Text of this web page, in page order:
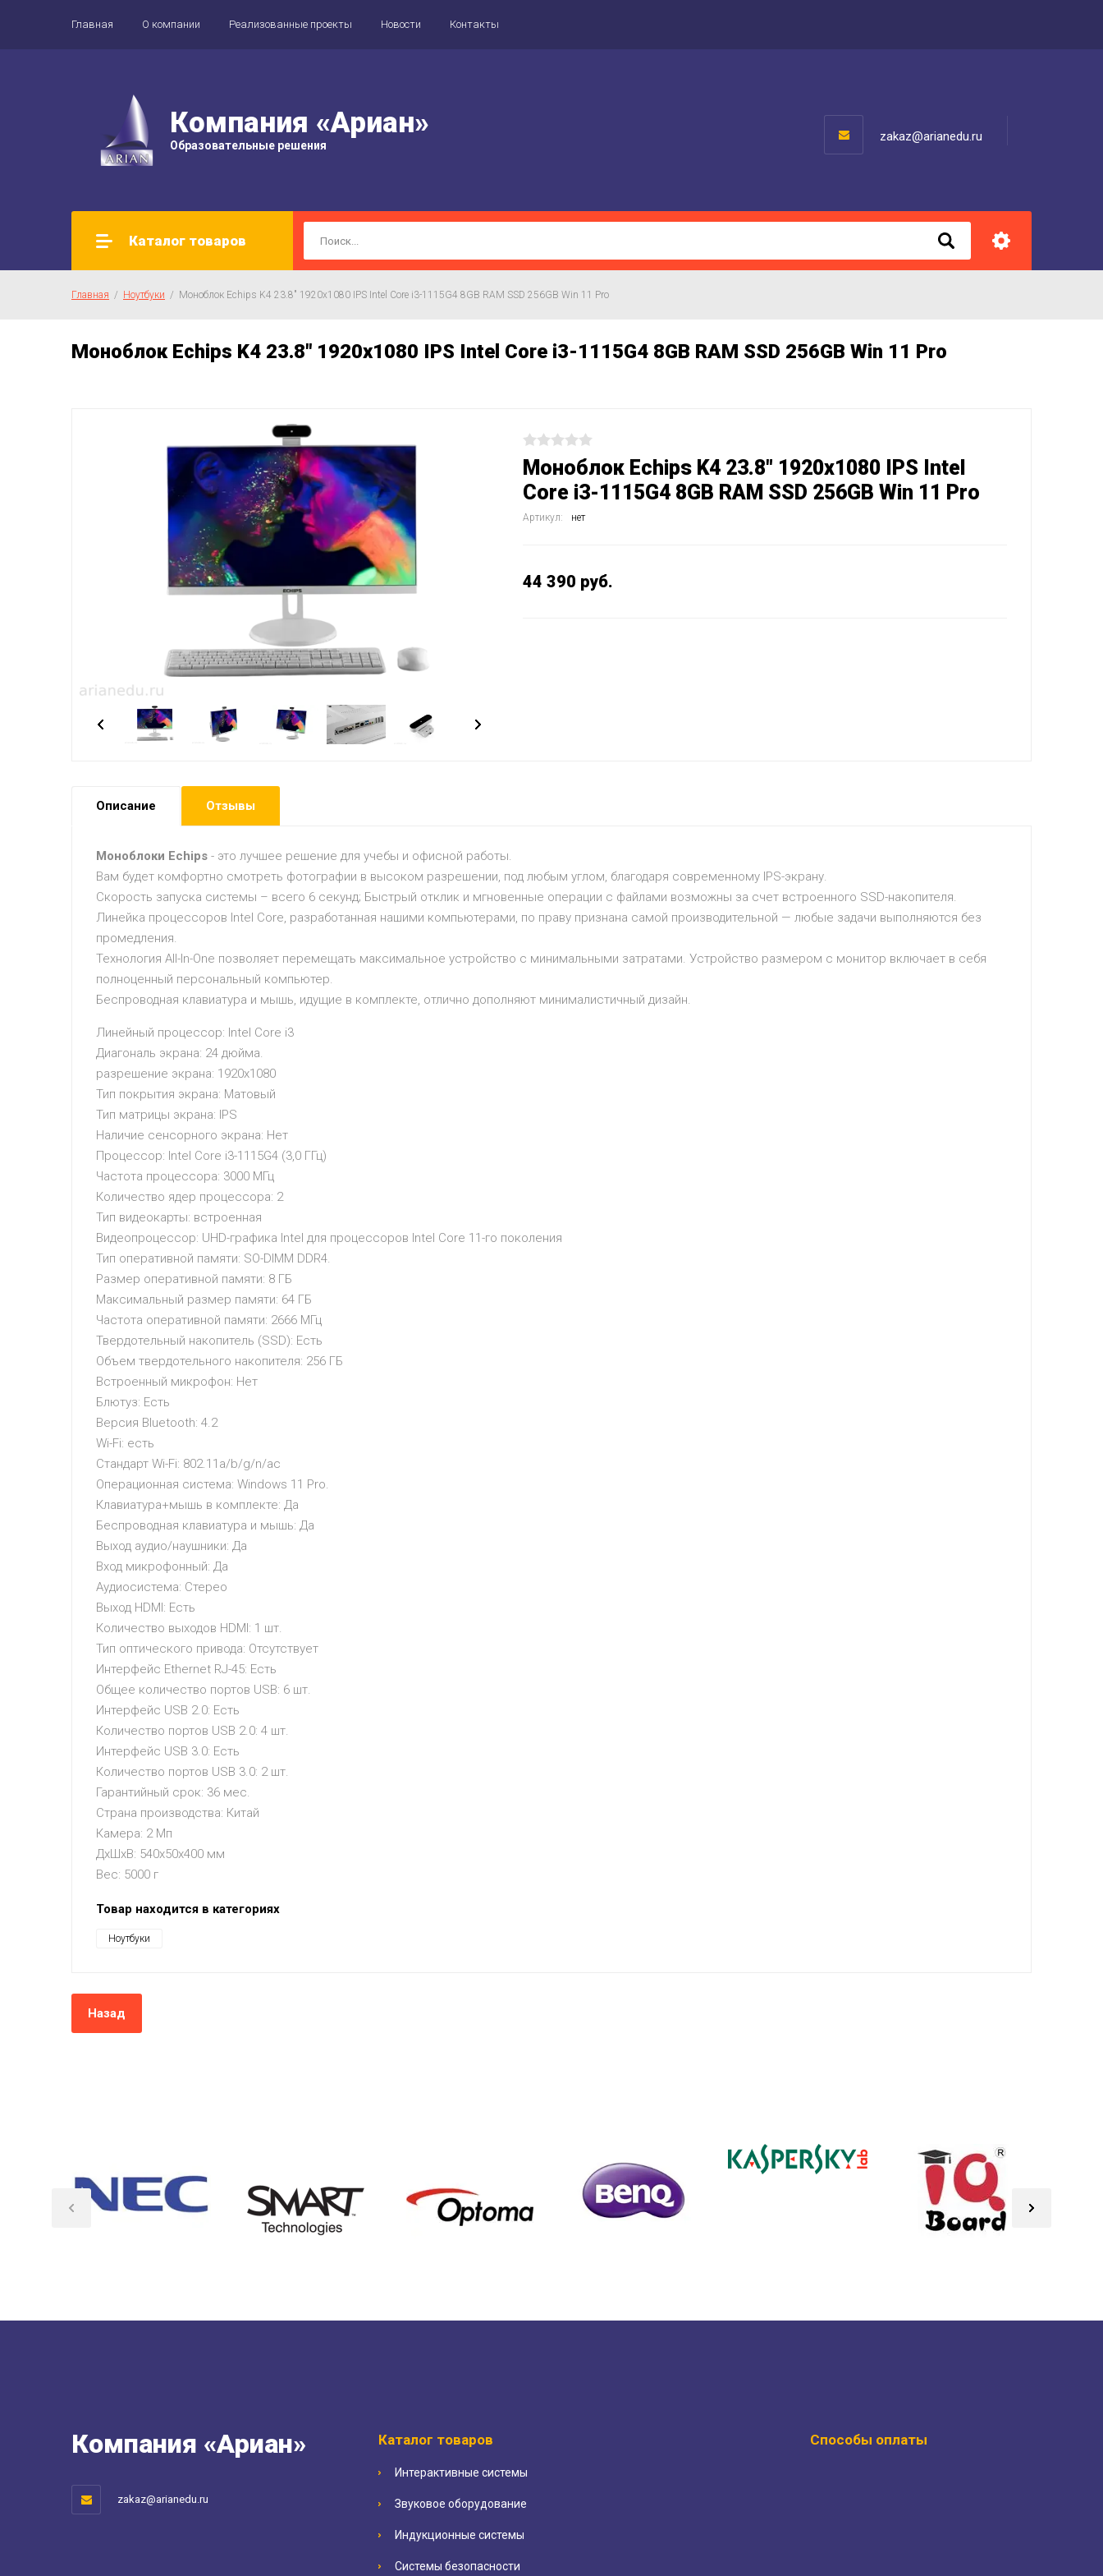
Главная О компании Реализованные проекты Новости Контакты
Компания «Ариан»
Образовательные решения
zakaz@arianedu.ru
Каталог товаров
Главная
  /
Ноутбуки
  /  Моноблок Echips K4 23.8" 1920x1080 IPS Intel Core i3-1115G4 8GB RAM SSD 256GB Win 11 Pro
Моноблок Echips K4 23.8" 1920x1080 IPS Intel Core i3-1115G4 8GB RAM SSD 256GB Win 11 Pro
Моноблок Echips K4 23.8" 1920x1080 IPS Intel
Core i3-1115G4 8GB RAM SSD 256GB Win 11 Pro
Артикул: нет
44 390 руб.
Описание Отзывы
Моноблоки Echips - это лучшее решение для учебы и офисной работы.
Вам будет комфортно смотреть фотографии в высоком разрешении, под любым углом, благодаря современному IPS-экрану.
Скорость запуска системы – всего 6 секунд; Быстрый отклик и мгновенные операции с файлами возможны за счет встроенного SSD-накопителя.
Линейка процессоров Intel Core, разработанная нашими компьютерами, по праву признана самой производительной — любые задачи выполняются без
промедления.
Технология All-In-One позволяет перемещать максимальное устройство с минимальными затратами. Устройство размером с монитор включает в себя
полноценный персональный компьютер.
Беспроводная клавиатура и мышь, идущие в комплекте, отлично дополняют минималистичный дизайн.
Линейный процессор: Intel Core i3
Диагональ экрана: 24 дюйма.
разрешение экрана: 1920x1080
Тип покрытия экрана: Матовый
Тип матрицы экрана: IPS
Наличие сенсорного экрана: Нет
Процессор: Intel Core i3-1115G4 (3,0 ГГц)
Частота процессора: 3000 МГц
Количество ядер процессора: 2
Тип видеокарты: встроенная
Видеопроцессор: UHD-графика Intel для процессоров Intel Core 11-го поколения
Тип оперативной памяти: SO-DIMM DDR4.
Размер оперативной памяти: 8 ГБ
Максимальный размер памяти: 64 ГБ
Частота оперативной памяти: 2666 МГц
Твердотельный накопитель (SSD): Есть
Объем твердотельного накопителя: 256 ГБ
Встроенный микрофон: Нет
Блютуз: Есть
Версия Bluetooth: 4.2
Wi-Fi: есть
Стандарт Wi-Fi: 802.11a/b/g/n/ac
Операционная система: Windows 11 Pro.
Клавиатура+мышь в комплекте: Да
Беспроводная клавиатура и мышь: Да
Выход аудио/наушники: Да
Вход микрофонный: Да
Аудиосистема: Стерео
Выход HDMI: Есть
Количество выходов HDMI: 1 шт.
Тип оптического привода: Отсутствует
Интерфейс Ethernet RJ-45: Есть
Общее количество портов USB: 6 шт.
Интерфейс USB 2.0: Есть
Количество портов USB 2.0: 4 шт.
Интерфейс USB 3.0: Есть
Количество портов USB 3.0: 2 шт.
Гарантийный срок: 36 мес.
Страна производства: Китай
Камера: 2 Мп
ДxШxВ: 540x50x400 мм
Вес: 5000 г
Товар находится в категориях
Ноутбуки
Назад
Компания «Ариан»
zakaz@arianedu.ru
Каталог товаров
Интерактивные системы
Звуковое оборудование
Индукционные системы
Системы безопасности
Способы оплаты